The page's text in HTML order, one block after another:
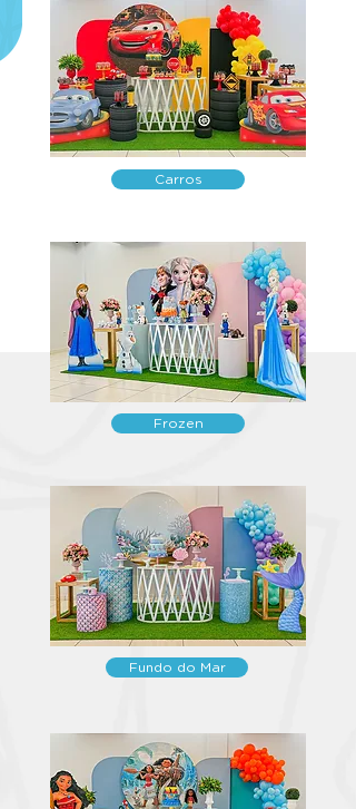
Carros
Frozen
Fundo do Mar